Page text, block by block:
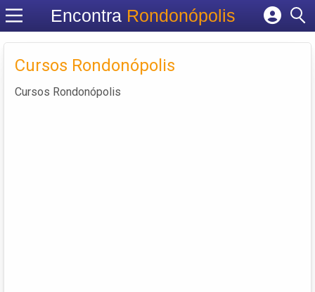
Encontra Rondonópolis
Cadastrar empresa
Criar conta
Cursos Rondonópolis
Cursos Rondonópolis